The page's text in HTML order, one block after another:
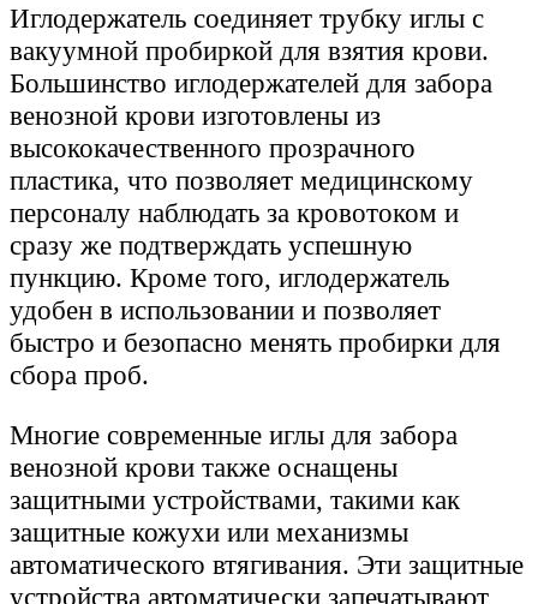
Иглодержатель соединяет трубку иглы с
вакуумной пробиркой для взятия крови.
Большинство иглодержателей для забора
венозной крови изготовлены из
высококачественного прозрачного
пластика, что позволяет медицинскому
персоналу наблюдать за кровотоком и
сразу же подтверждать успешную
пункцию. Кроме того, иглодержатель
удобен в использовании и позволяет
быстро и безопасно менять пробирки для
сбора проб.
Многие современные иглы для забора
венозной крови также оснащены
защитными устройствами, такими как
защитные кожухи или механизмы
автоматического втягивания. Эти защитные
устройства автоматически запечатывают